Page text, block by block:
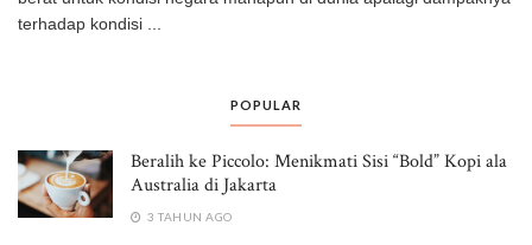
terhadap kondisi ...
POPULAR
Beralih ke Piccolo: Menikmati Sisi “Bold” Kopi ala
Australia di Jakarta
3 TAHUN AGO